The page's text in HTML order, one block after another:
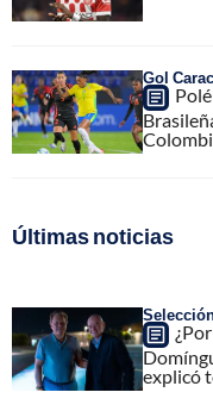
Gol
Últimas noticias
explicó